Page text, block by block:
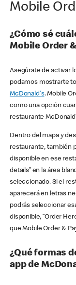
Mobile
¿Cómo sé
Mobile Order
Asegúrate de activar
podamos mostrarte
McDonald's. Mobile
como una opción
restaurante
Dentro del mapa y
restaurante, también
disponible en ese
details” en la área
seleccionado. Si el
aparecerá en letras
podrás seleccionar
disponible, “Order
que Mobile Order &
¿Qué formas
app de